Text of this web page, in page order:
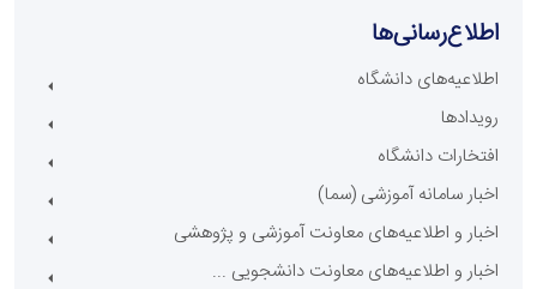
اطلاع‌رسانی‌ها
اطلاعیه‌های دانشگاه
رویدادها
افتخارات دانشگاه
اخبار سامانه آموزشی (سما)
اخبار و اطلاعیه‌های معاونت آموزشی و پژوهشی
اخبار و اطلاعیه‌های معاونت دانشجویی ...